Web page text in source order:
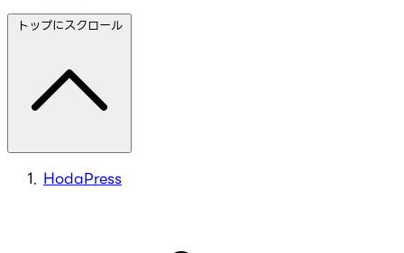
トップにスクロール
HodaPress